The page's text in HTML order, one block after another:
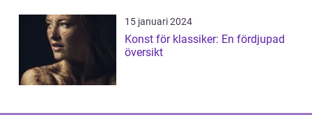
15 januari 2024
Konst för klassiker: En fördjupad
översikt